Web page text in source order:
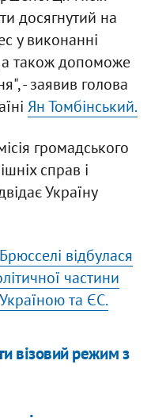
досягнутий на
у виконанні
а також допоможе
- заявив голова
Ян Томбінський.
громадського
справ і
Україну
відбулася
частини
та ЄС.
візовий режим з